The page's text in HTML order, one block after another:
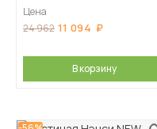
Цена
24 962 11 094
В корзину